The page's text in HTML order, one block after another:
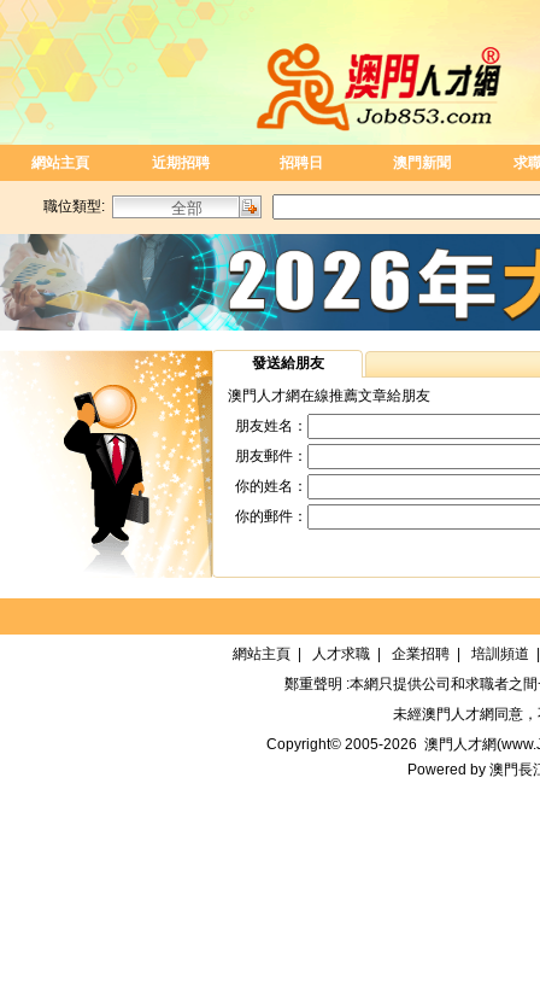
網站主頁 近期招聘 招聘日 澳門新聞 求
職位類型:
發送給朋友
澳門人才網在線推薦文章給朋友
朋友姓名：
朋友郵件：
你的姓名：
你的郵件：
網站主頁 人才求職 企業招聘 培訓頻道
鄭重聲明 :本網只提供公司和求職者之
未經澳門人才網 同意
Copyright© 2005-2026 澳門人才網
Powered by 澳門長